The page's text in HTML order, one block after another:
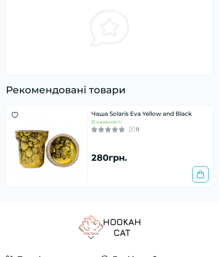
Рекомендовані товари
Чаша Solaris Eva Yellow and Black
В наявності
0
280грн.